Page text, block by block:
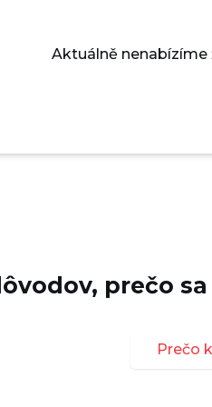
Aktuálně nenabízíme
prečo
Prečo